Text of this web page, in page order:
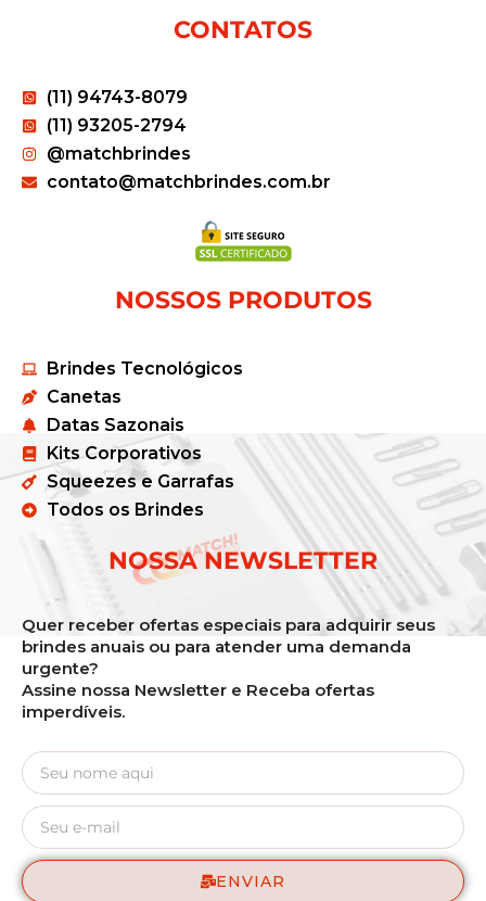
CONTATOS
(11) 94743-8079
(11) 93205-2794
@matchbrindes
contato@matchbrindes.com.br
NOSSOS PRODUTOS
Brindes Tecnológicos
Canetas
Datas Sazonais
Kits Corporativos
Squeezes e Garrafas
Todos os Brindes
NOSSA NEWSLETTER
Quer receber ofertas especiais para adquirir seus
brindes anuais ou para atender uma demanda
urgente?
Assine nossa Newsletter e Receba ofertas
imperdíveis.
ENVIAR